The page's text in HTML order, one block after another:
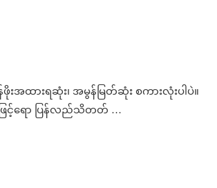
အထားရဆုံး၊ အမွန်မြတ်ဆုံး စကားလုံးပါပဲ။
ဖြင့်ရော ပြန်လည်သိတတ် …